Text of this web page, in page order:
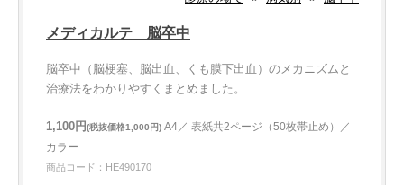
メディカルテ 脳卒中
脳卒中（脳梗塞、脳出血、くも膜下出血）のメカニズムと
治療法をわかりやすくまとめました。
1,100円(税抜価格1,000円) A4／ 表紙共2ページ（50枚帯止め）／
カラー
商品コード：HE490170